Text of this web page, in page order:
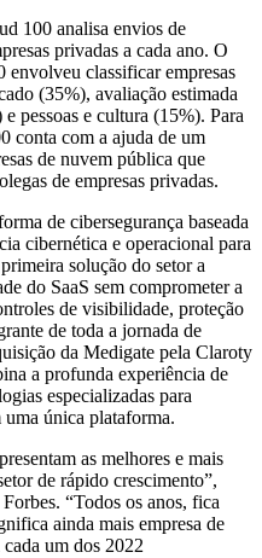
100 analisa envios de
privadas a cada ano. O
envolveu classificar empresas
(35%), avaliação estimada
pessoas e cultura (15%). Para
conta com a ajuda de um
de nuvem pública que
de empresas privadas.
de cibersegurança baseada
cibernética e operacional para
solução do setor a
do SaaS sem comprometer a
de visibilidade, proteção
de toda a jornada de
da Medigate pela Claroty
a profunda experiência de
especializadas para
uma única plataforma.
as melhores e mais
de rápido crescimento”,
“Todos os anos, fica
ainda mais empresa de
um dos 2022